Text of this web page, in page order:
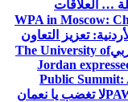
… العلاقات
WPA in Moscow:
تعزيز التعاون
The University of
Jordan
Public
لا تغضب يا نعمان